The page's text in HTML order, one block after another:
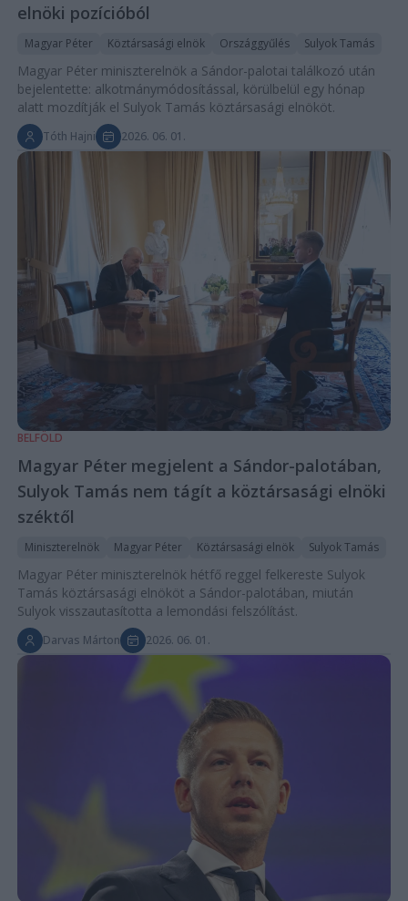
elnöki pozícióból
Magyar Péter Köztársasági elnök Országgyűlés Sulyok Tamás
Magyar Péter miniszterelnök a Sándor-palotai találkozó után
bejelentette: alkotmánymódosítással, körülbelül egy hónap
alatt mozdítják el Sulyok Tamás köztársasági elnököt.
Tóth Hajni 2026. 06. 01.
BELFÖLD
Magyar Péter megjelent a Sándor-palotában,
Sulyok Tamás nem tágít a köztársasági elnöki
széktől
Miniszterelnök Magyar Péter Köztársasági elnök Sulyok Tamás
Magyar Péter miniszterelnök hétfő reggel felkereste Sulyok
Tamás köztársasági elnököt a Sándor-palotában, miután
Sulyok visszautasította a lemondási felszólítást.
Darvas Márton 2026. 06. 01.